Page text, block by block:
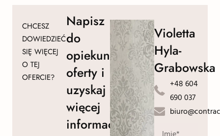
CHCESZ
DOWIEDZIEĆ
SIĘ WIĘCEJ
O TEJ
OFERCIE?
Napisz
do
opiekuna
oferty i
uzyskaj
więcej
informacji!
Violetta
Hyla-
Grabowska
+48 604
690 037